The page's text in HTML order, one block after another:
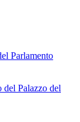
Parlamento
del Palazzo del